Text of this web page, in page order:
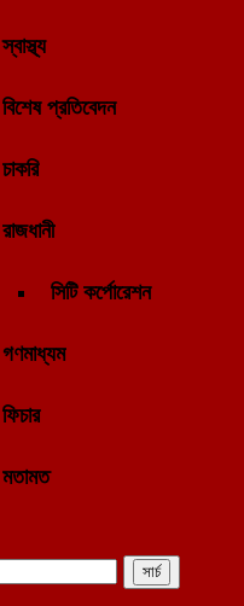
স্বাস্থ্য
বিশেষ প্রতিবেদন
চাকরি
রাজধানী
সিটি কর্পোরেশন
গণমাধ্যম
ফিচার
মতামত